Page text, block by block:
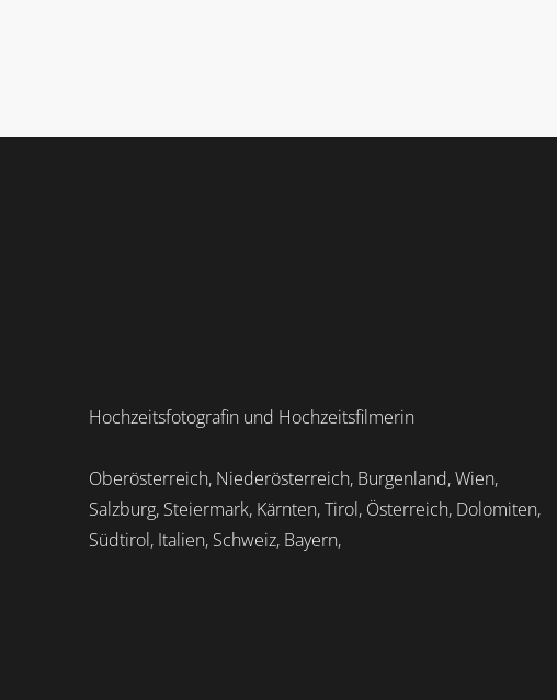
Hochzeitsfotografin und Hochzeitsfilmerin
Oberösterreich, Niederösterreich, Burgenland, Wien,
Salzburg, Steiermark, Kärnten, Tirol, Österreich, Dolomiten,
Südtirol, Italien, Schweiz, Bayern,